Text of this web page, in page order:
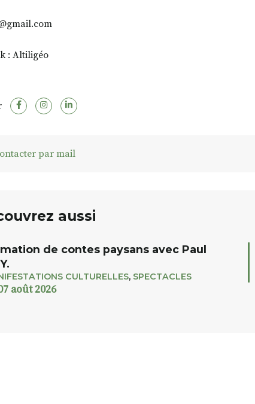
: Altiligéo
par mail
aussi
de contes paysans avec Paul
CULTURELLES, SPECTACLES
août 2026